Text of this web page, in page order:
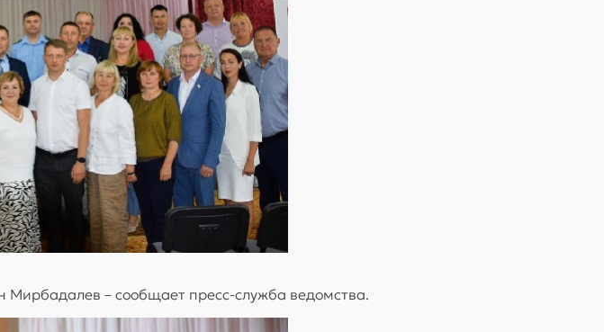
Мирбадалев – сообщает пресс-служба ведомства.